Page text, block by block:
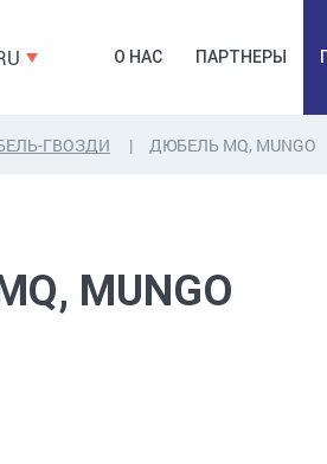
О НАС ПАРТНЕРЫ
ГВОЗДИ ДЮБЕЛЬ MQ, MUNGO
MUNGO